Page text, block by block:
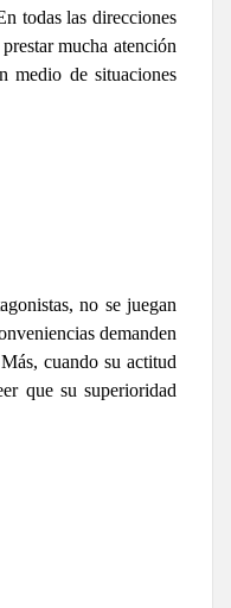
todas las direcciones
mucha atención
medio de situaciones
no se juegan
demanden
cuando su actitud
que su superioridad